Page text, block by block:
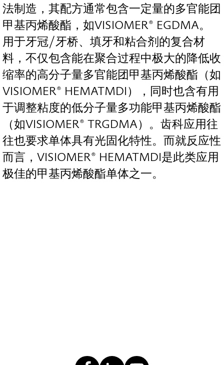
法制造，其配方通常包含一定量的多官能团
甲基丙烯酸酯，如VISIOMER® EGDMA。
用于牙冠/牙桥、填牙和粘合剂的复合材
料，不仅包含能在聚合过程中极大的降低收
缩率的高分子量多官能团甲基丙烯酸酯（如
VISIOMER® HEMATMDI），同时也含有用
于调整粘度的低分子量多功能甲基丙烯酸酯
（如VISIOMER® TRGDMA）。齿科应用往
往也要求单体具有光固化特性。而就反应性
而言，VISIOMER® HEMATMDI是此类应用
极佳的甲基丙烯酸酯单体之一。